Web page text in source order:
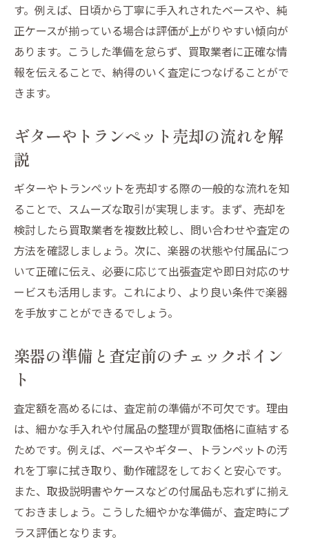
す。例えば、日頃から丁寧に手入れされたベースや、純
正ケースが揃っている場合は評価が上がりやすい傾向が
あります。こうした準備を怠らず、買取業者に正確な情
報を伝えることで、納得のいく査定につなげることがで
きます。
ギターやトランペット売却の流れを解
説
ギターやトランペットを売却する際の一般的な流れを知
ることで、スムーズな取引が実現します。まず、売却を
検討したら買取業者を複数比較し、問い合わせや査定の
方法を確認しましょう。次に、楽器の状態や付属品につ
いて正確に伝え、必要に応じて出張査定や即日対応のサ
ービスも活用します。これにより、より良い条件で楽器
を手放すことができるでしょう。
楽器の準備と査定前のチェックポイン
ト
査定額を高めるには、査定前の準備が不可欠です。理由
は、細かな手入れや付属品の整理が買取価格に直結する
ためです。例えば、ベースやギター、トランペットの汚
れを丁寧に拭き取り、動作確認をしておくと安心です。
また、取扱説明書やケースなどの付属品も忘れずに揃え
ておきましょう。こうした細やかな準備が、査定時にプ
ラス評価となります。